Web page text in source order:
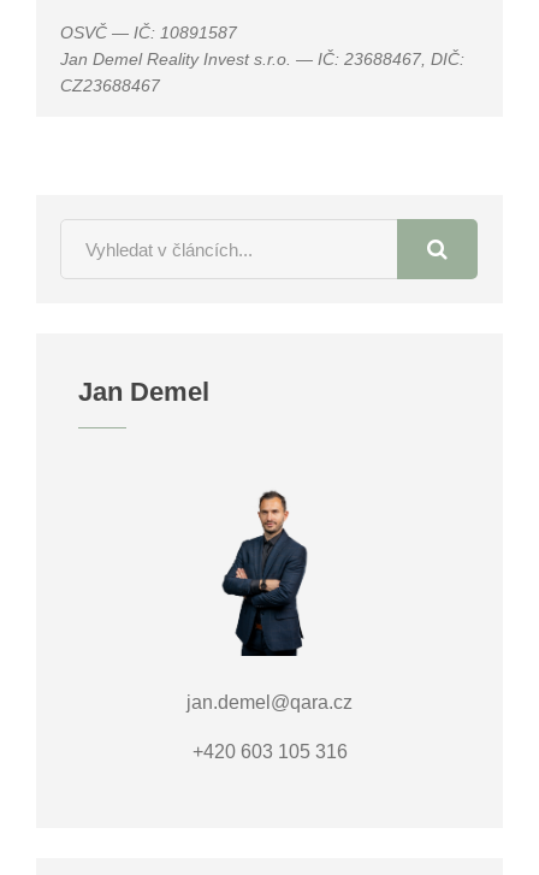
OSVČ — IČ: 10891587
Jan Demel Reality Invest s.r.o. — IČ: 23688467, DIČ:
CZ23688467
Jan Demel
jan.demel@qara.cz
+420 603 105 316